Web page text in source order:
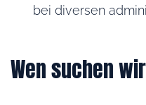
bei diversen
Wen suchen